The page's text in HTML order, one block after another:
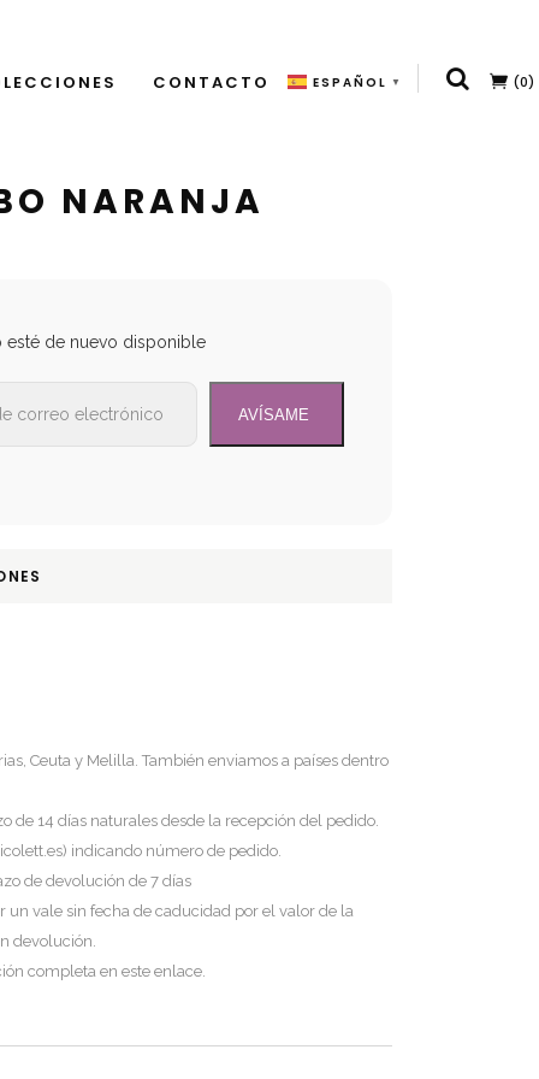
CONTACTO ESPAÑOL ▼ (0)
NARANJA
esté de nuevo disponible
Ceuta y Melilla. También enviamos a países dentro
de 14 días naturales desde la recepción del pedido.
) indicando número de pedido.
de devolución de 7 días
un vale sin fecha de caducidad por el valor de la
devolución.
completa en este enlace.